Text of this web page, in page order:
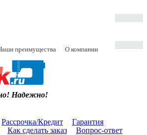
преимущества О компании
Надежно!
Рассрочка/Кредит
Гарантия
Как сделать заказ Вопрос-ответ